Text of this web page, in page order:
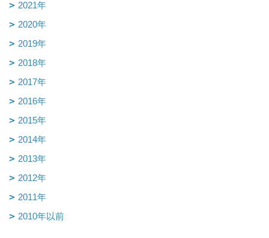
2021年
2020年
2019年
2018年
2017年
2016年
2015年
2014年
2013年
2012年
2011年
2010年以前